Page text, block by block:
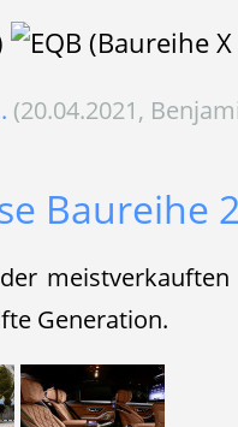
(20.04.2021,
Baureihe
Generation.